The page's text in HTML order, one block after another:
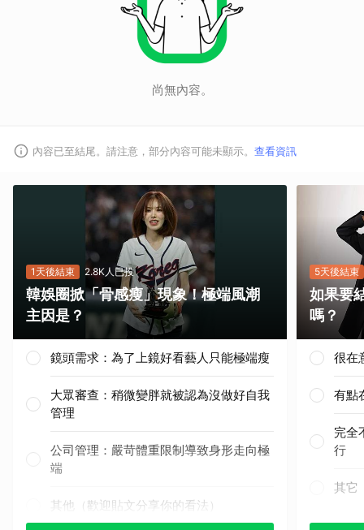
尚無內容。
內容已至結尾。請注意，部分內容可能未顯示。 查看資訊
1天後結束 2.8K人已投
韓娛圈掀「骨感瘦」現象！極端風潮
主因是？
鏡頭需求：為了上鏡好看藝人只能極端瘦
大眾審查：稍微變胖就被認為沒做好自我
管理
公司管理：嚴苛體重限制導致身形走向極
端
其他（歡迎貼文分享你的看法）
5天後結束
如果要
嗎？
很在
有點
完全
行
其它